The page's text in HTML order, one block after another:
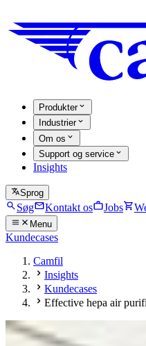
Produkter
Industrier
Om os
Support og service
Insights
Sprog
Søg Kontakt os Jobs
Menu
Kundecases
Camfil
Insights
Kundecases
Effective hepa air